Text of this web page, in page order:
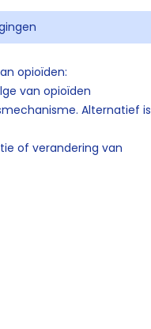
opioïden:
van opioïden
Alternatief is
of verandering van